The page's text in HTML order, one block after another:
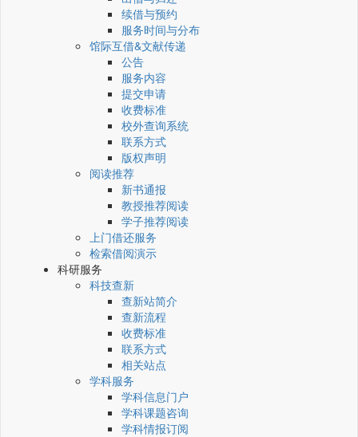
续借与预约
服务时间与分布
馆际互借&文献传递
公告
服务内容
提交申请
收费标准
校外查询系统
联系方式
版权声明
阅读推荐
新书通报
教授推荐阅读
学子推荐阅读
上门借还服务
检索借阅演示
科研服务
科技查新
查新站简介
查新流程
收费标准
联系方式
相关站点
学科服务
学科信息门户
学科课题咨询
学科情报订阅